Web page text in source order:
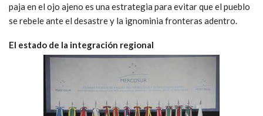
paja en el ojo ajeno es una estrategia para evitar que el pueblo
se rebele ante el desastre y la ignominia fronteras adentro.
El estado de la integración regional